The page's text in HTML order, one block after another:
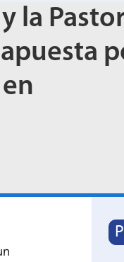
la